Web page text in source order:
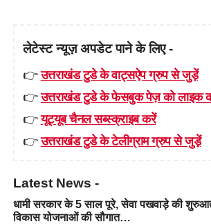
लेटेस्ट न्यूज़ अपडेट पाने के लिए -
👉उत्तराखंड टुडे के वाट्सऐप ग्रुप से जुड़ें
👉उत्तराखंड टुडे के फेसबुक पेज़ को लाइक
👉यूट्यूब चैनल सब्स्क्राइब करें
👉उत्तराखंड टुडे के टेलीग्राम ग्रुप से जुड़ें
Latest News -
धामी सरकार के 5 साल पूरे, सेवा पखवाड़े की
विकास योजनाओं की सौगात…